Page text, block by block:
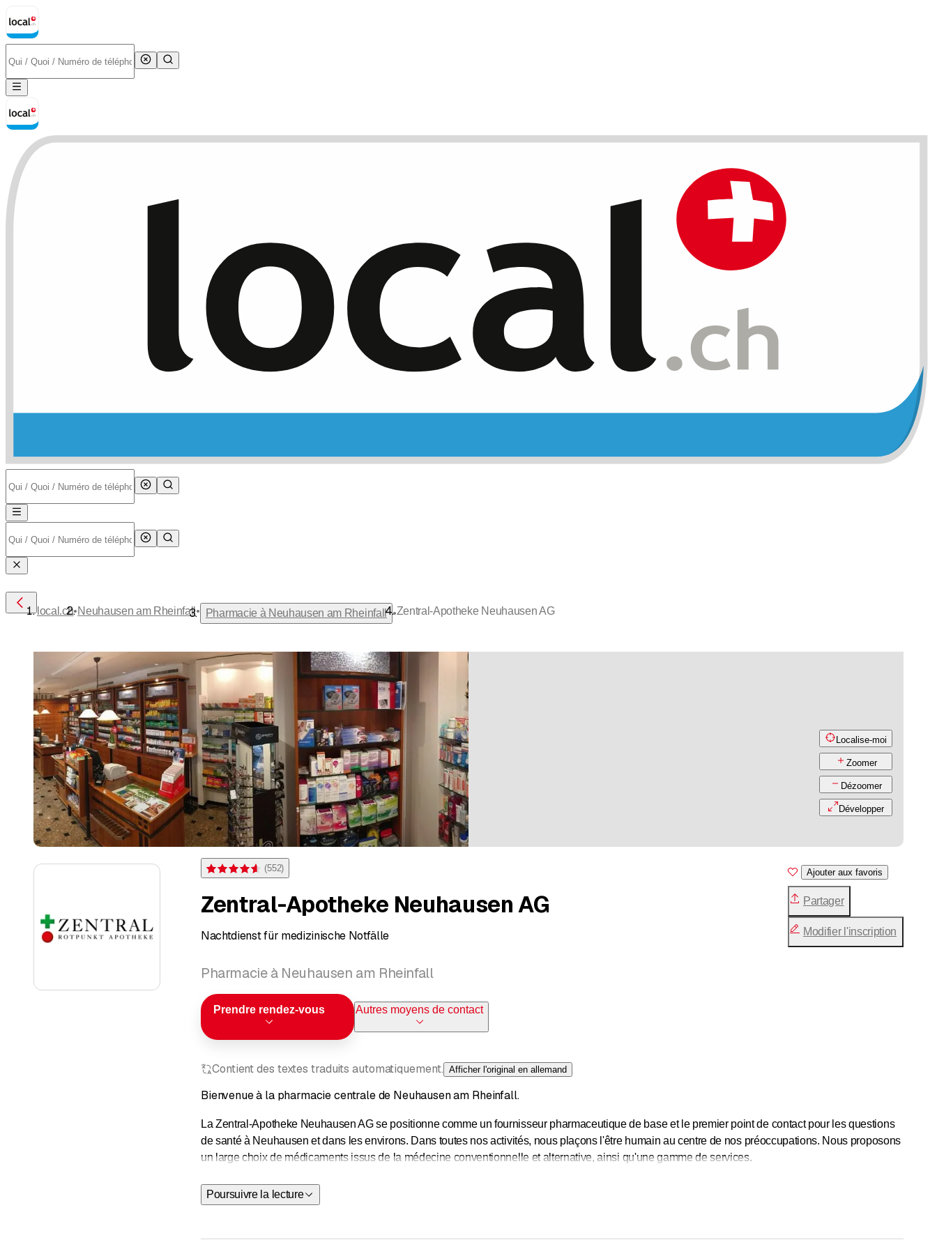
Localise-moi
Zoomer
Dézoomer
Développer
Note 4,6 sur 5 étoiles pour 552 évaluations
(552)
Zentral-Apotheke Neuhausen AG
Nachtdienst für medizinische Notfälle
Pharmacie à Neuhausen am Rheinfall
Prendre rendez-vous Autres moyens de contact
Ajouter aux favoris
Partager
Modifier l'inscription
Contient des textes traduits automatiquement. Afficher l'original en allemand
Bienvenue à la pharmacie centrale de Neuhausen am Rheinfall.
La Zentral-Apotheke Neuhausen AG se positionne comme un fournisseur pharmaceutique de base et le premier point de contact pour les questions
de santé à Neuhausen et dans les environs. Dans toutes nos activités, nous plaçons l'être humain au centre de nos préoccupations. Nous proposons
un large choix de médicaments issus de la médecine conventionnelle et alternative, ainsi qu'une gamme de services.
Leservice d'urgencedes pharmacies du canton de Schaffhouse est assuré à tour de rôle par toutes les pharmacies de Schaffhouse et Neuhausen.
Du lundi au samedi, le service
Poursuivre la lecture
local.ch•Neuhausen am Rheinfall• Pharmacie à Neuhausen am Rheinfall •Zentral-Apotheke Neuhausen AG